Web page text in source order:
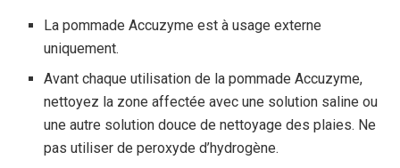
La pommade Accuzyme est à usage externe
uniquement.
Avant chaque utilisation de la pommade Accuzyme,
nettoyez la zone affectée avec une solution saline ou
une autre solution douce de nettoyage des plaies. Ne
pas utiliser de peroxyde d’hydrogène.